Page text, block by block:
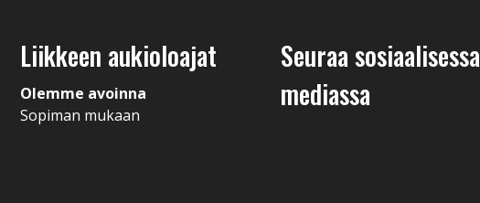
Liikkeen aukioloajat
Olemme avoinna
Sopiman mukaan
Seuraa sosiaalisessa
mediassa